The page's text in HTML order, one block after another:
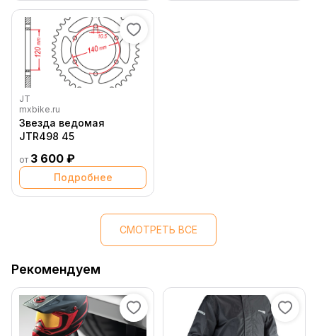
JT
mxbike.ru
Звезда ведомая
JTR498 45
от 3 600 ₽
Подробнее
СМОТРЕТЬ ВСЕ
Рекомендуем